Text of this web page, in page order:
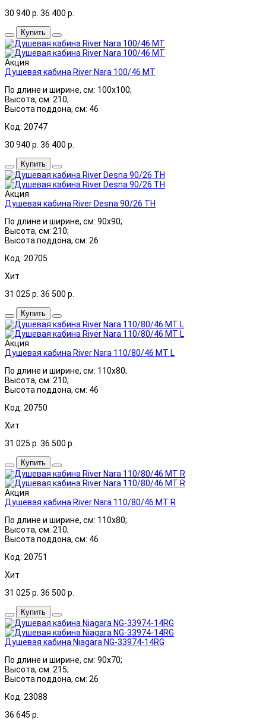
30 940 р. 36 400 р.
Купить
Акция
Душевая кабина River Nara 100/46 МТ
По длине и ширине, см: 100x100;
Высота, см: 210;
Высота поддона, см: 46
Код: 20747
30 940 р. 36 400 р.
Купить
Акция
Душевая кабина River Desna 90/26 ТН
По длине и ширине, см: 90x90;
Высота, см: 210;
Высота поддона, см: 26
Код: 20705
Хит
31 025 р. 36 500 р.
Купить
Акция
Душевая кабина River Nara 110/80/46 МТ L
По длине и ширине, см: 110x80;
Высота, см: 210;
Высота поддона, см: 46
Код: 20750
Хит
31 025 р. 36 500 р.
Купить
Акция
Душевая кабина River Nara 110/80/46 МТ R
По длине и ширине, см: 110x80;
Высота, см: 210;
Высота поддона, см: 46
Код: 20751
Хит
31 025 р. 36 500 р.
Купить
Душевая кабина Niagara NG-33974-14RG
По длине и ширине, см: 90x70;
Высота, см: 215;
Высота поддона, см: 26
Код: 23088
36 645 р.